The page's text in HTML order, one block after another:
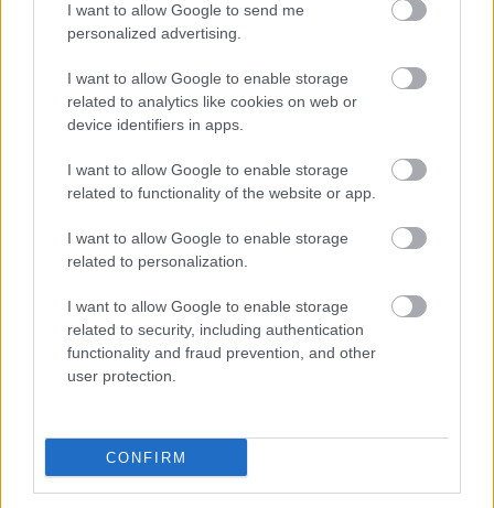
I want to allow Google to send me
personalized advertising.
I want to allow Google to enable storage
related to analytics like cookies on web or
device identifiers in apps.
I want to allow Google to enable storage
related to functionality of the website or app.
I want to allow Google to enable storage
related to personalization.
I want to allow Google to enable storage
related to security, including authentication
functionality and fraud prevention, and other
user protection.
CONFIRM
bevétellel. Csak a Pókember: Nincs hazaút előzi meg, de
annak az előnye behozhatatlan, hiszen 1,923 milliárdot
szedett össze a mozikban.
Mindazonáltal illik megemelni kalapunkat a Ryan
szuperhősfilm teljesítménye előtt, mivel R-besorolású
alkotásként rengeteg potenciális nézőt alapból
elveszített, magyarán hátrányból indult. És ami azt illeti, a
saját kategóriáján belül rekordot is döntött azzal, hogy
milliárd dollárig jutott Joker előtt jár.
bemutatkozása a mozikban, Fede Álvarez rendezése a
franchise történetének második legerősebb nyitását
produkálta az észak-amerikai piacon: 42 millió dollárért